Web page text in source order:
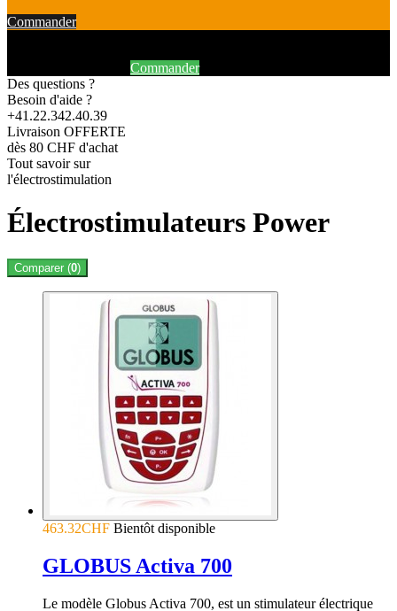
Commander
Commander
Des questions ?
Besoin d'aide ?
+41.22.342.40.39
Livraison OFFERTE
dès 80 CHF d'achat
Tout savoir sur
l'électrostimulation
Électrostimulateurs Power
Comparer (0)
463.32CHF Bientôt disponible
GLOBUS Activa 700
Le modèle Globus Activa 700, est un stimulateur électrique